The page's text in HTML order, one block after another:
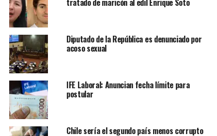
Diputado de la República es denunciado por
acoso sexual
IFE Laboral: Anuncian fecha límite para
postular
Chile sería el segundo país menos corrupto